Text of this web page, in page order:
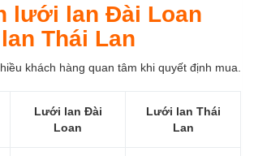
lưới lan Đài Loan
Thái Lan
khách hàng quan tâm khi quyết định mua.
Lưới lan Đài
Loan
Lưới lan Thái
Lan